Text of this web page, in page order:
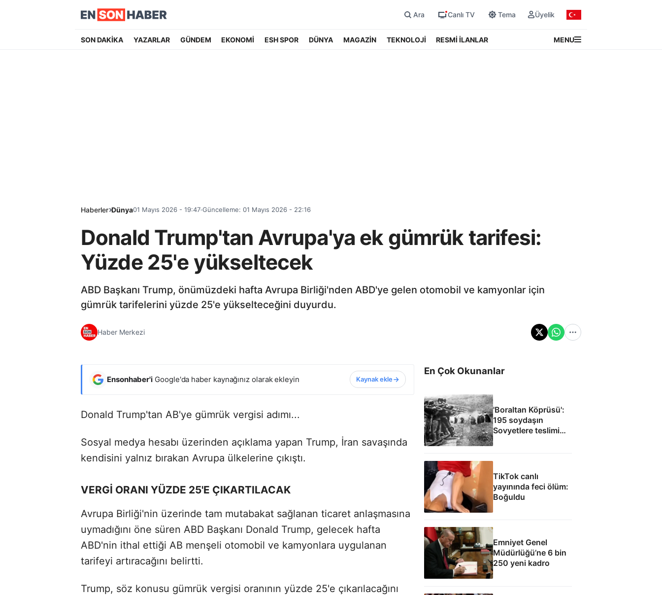
Ara Canlı TV Tema Üyelik
SON DAKİKA YAZARLAR GÜNDEM EKONOMİ ESH SPOR DÜNYA MAGAZİN TEKNOLOJİ RESMİ İLANLAR MENU
Haberler Dünya01 Mayıs 2026 - 19:47 Güncelleme: 01 Mayıs 2026 - 22:16
Donald Trump'tan Avrupa'ya ek gümrük tarifesi:
Yüzde 25'e yükseltecek
ABD Başkanı Trump, önümüzdeki hafta Avrupa Birliği'nden ABD'ye gelen otomobil ve kamyonlar için
gümrük tarifelerini yüzde 25'e yükselteceğini duyurdu.
Haber Merkezi
Ensonhaber'i Google'da haber kaynağınız olarak ekleyin Kaynak ekle
Donald Trump'tan AB'ye gümrük vergisi adımı...
Sosyal medya hesabı üzerinden açıklama yapan Trump, İran savaşında
kendisini yalnız bırakan Avrupa ülkelerine çıkıştı.
VERGİ ORANI YÜZDE 25'E ÇIKARTILACAK
Avrupa Birliği'nin üzerinde tam mutabakat sağlanan ticaret anlaşmasına
uymadığını öne süren ABD Başkanı Donald Trump, gelecek hafta
ABD'nin ithal ettiği AB menşeli otomobil ve kamyonlara uygulanan
tarifeyi artıracağını belirtti.
Trump, söz konusu gümrük vergisi oranının yüzde 25'e çıkarılacağını
En Çok Okunanlar
'Boraltan Köprüsü':
195 soydaşın
Sovyetlere teslimi
Cüneyt Arkın’ın
TikTok canlı
yayınında feci ölüm:
Boğuldu
Emniyet Genel
Müdürlüğü’ne 6 bin
250 yeni kadro